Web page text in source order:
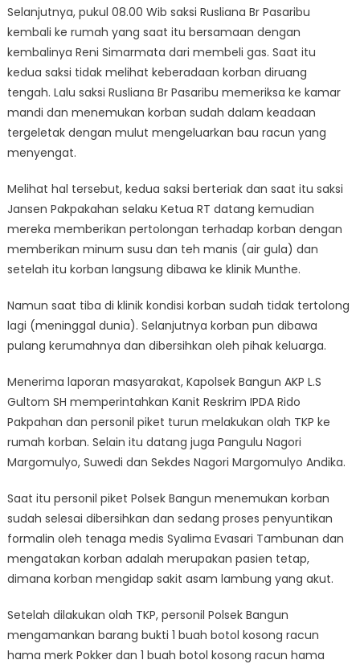
Selanjutnya, pukul 08.00 Wib saksi Rusliana Br Pasaribu
kembali ke rumah yang saat itu bersamaan dengan
kembalinya Reni Simarmata dari membeli gas. Saat itu
kedua saksi tidak melihat keberadaan korban diruang
tengah. Lalu saksi Rusliana Br Pasaribu memeriksa ke kamar
mandi dan menemukan korban sudah dalam keadaan
tergeletak dengan mulut mengeluarkan bau racun yang
menyengat.
Melihat hal tersebut, kedua saksi berteriak dan saat itu saksi
Jansen Pakpakahan selaku Ketua RT datang kemudian
mereka memberikan pertolongan terhadap korban dengan
memberikan minum susu dan teh manis (air gula) dan
setelah itu korban langsung dibawa ke klinik Munthe.
Namun saat tiba di klinik kondisi korban sudah tidak tertolong
lagi (meninggal dunia). Selanjutnya korban pun dibawa
pulang kerumahnya dan dibersihkan oleh pihak keluarga.
Menerima laporan masyarakat, Kapolsek Bangun AKP L.S
Gultom SH memperintahkan Kanit Reskrim IPDA Rido
Pakpahan dan personil piket turun melakukan olah TKP ke
rumah korban. Selain itu datang juga Pangulu Nagori
Margomulyo, Suwedi dan Sekdes Nagori Margomulyo Andika.
Saat itu personil piket Polsek Bangun menemukan korban
sudah selesai dibersihkan dan sedang proses penyuntikan
formalin oleh tenaga medis Syalima Evasari Tambunan dan
mengatakan korban adalah merupakan pasien tetap,
dimana korban mengidap sakit asam lambung yang akut.
Setelah dilakukan olah TKP, personil Polsek Bangun
mengamankan barang bukti 1 buah botol kosong racun
hama merk Pokker dan 1 buah botol kosong racun hama